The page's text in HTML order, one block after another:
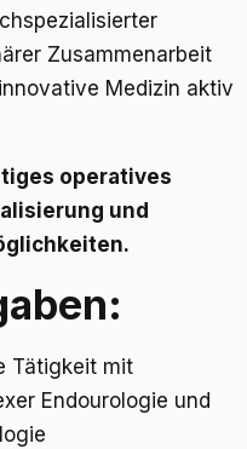
Zusammenarbeit
Medizin aktiv
operatives
und
Tätigkeit mit
Endourologie und